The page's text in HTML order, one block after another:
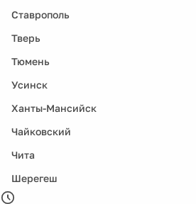
Ставрополь
Тверь
Тюмень
Усинск
Ханты-Мансийск
Чайковский
Чита
Шерегеш